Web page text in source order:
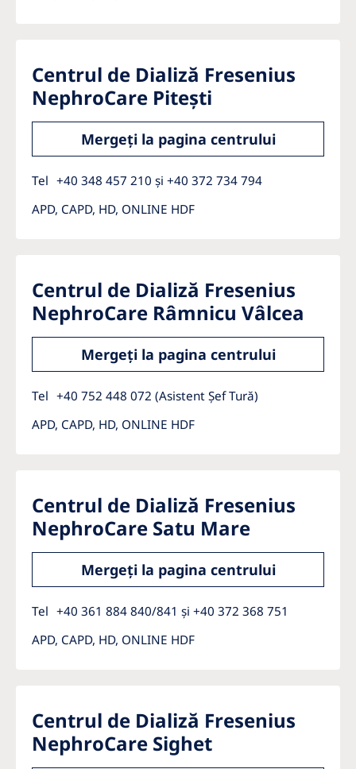
Centrul de Dializă Fresenius
NephroCare Pitești
Mergeți la pagina centrului
Tel +40 348 457 210 și +40 372 734 794
APD, CAPD, HD, ONLINE HDF
Centrul de Dializă Fresenius
NephroCare Râmnicu Vâlcea
Mergeți la pagina centrului
Tel +40 752 448 072 (Asistent Șef Tură)
APD, CAPD, HD, ONLINE HDF
Centrul de Dializă Fresenius
NephroCare Satu Mare
Mergeți la pagina centrului
Tel +40 361 884 840/841 și +40 372 368 751
APD, CAPD, HD, ONLINE HDF
Centrul de Dializă Fresenius
NephroCare Sighet